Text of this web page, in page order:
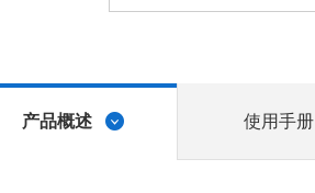
产品概述 使用手册